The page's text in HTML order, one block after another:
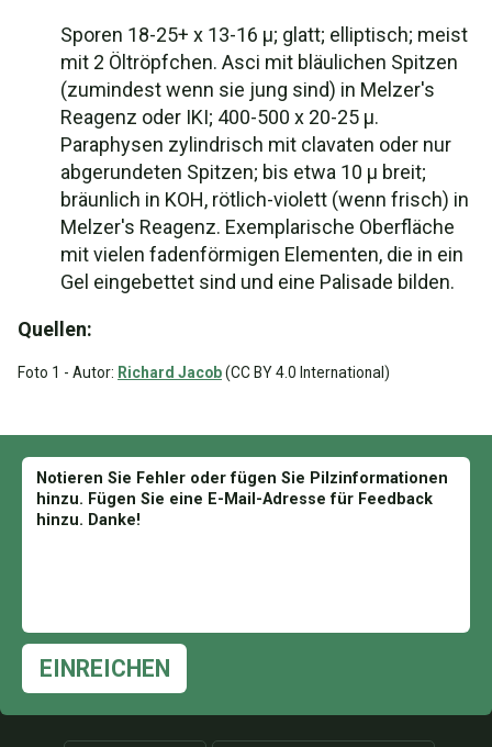
Sporen 18-25+ x 13-16 µ; glatt; elliptisch; meist
mit 2 Öltröpfchen. Asci mit bläulichen Spitzen
(zumindest wenn sie jung sind) in Melzer's
Reagenz oder IKI; 400-500 x 20-25 µ.
Paraphysen zylindrisch mit clavaten oder nur
abgerundeten Spitzen; bis etwa 10 µ breit;
bräunlich in KOH, rötlich-violett (wenn frisch) in
Melzer's Reagenz. Exemplarische Oberfläche
mit vielen fadenförmigen Elementen, die in ein
Gel eingebettet sind und eine Palisade bilden.
Quellen:
Foto 1 - Autor: Richard Jacob(CC BY 4.0 International)
EINREICHEN